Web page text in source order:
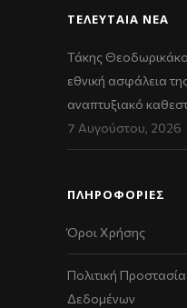
ΤΕΛΕΥΤΑΊΑ ΝΈΑ
Τάκης
εθνική ασφάλεια
αναπτυξιακό
7 Αυγούστου, 2026
ΠΛΗΡΟΦΟΡΙΕΣ
Όροι Χρήσης
Πολιτική
Δεδομένων